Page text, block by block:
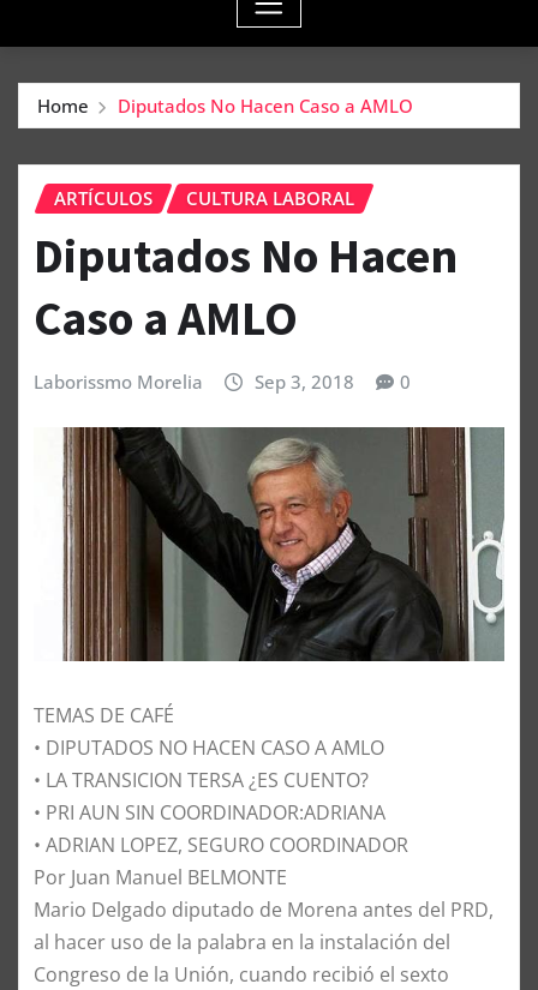
Home Diputados No Hacen Caso a AMLO
ARTÍCULOS CULTURA LABORAL
Diputados No Hacen
Caso a AMLO
Laborissmo Morelia Sep 3, 2018 0
TEMAS DE CAFÉ
• DIPUTADOS NO HACEN CASO A AMLO
• LA TRANSICION TERSA ¿ES CUENTO?
• PRI AUN SIN COORDINADOR:ADRIANA
• ADRIAN LOPEZ, SEGURO COORDINADOR
Por Juan Manuel BELMONTE
Mario Delgado diputado de Morena antes del PRD,
al hacer uso de la palabra en la instalación del
Congreso de la Unión, cuando recibió el sexto